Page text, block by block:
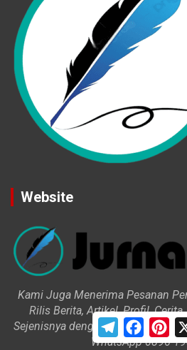
Website
Kami Juga Menerima Pesanan
Rilis Berita, Artikel, Profil,
Sejenisnya dengan Harga Variatif.
WhatsApp 0896
T
l
c
P
n